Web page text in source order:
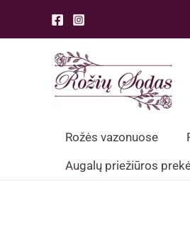
Rožės vazonuose
Augalų priežiūros